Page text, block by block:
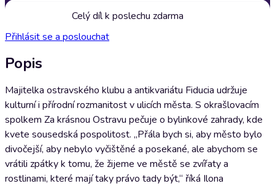
Celý díl k poslechu zdarma
Přihlásit se a poslouchat
Popis
Majitelka ostravského klubu a antikvariátu Fiducia udržuje
kulturní i přírodní rozmanitost v ulicích města. S okrašlovacím
spolkem Za krásnou Ostravu pečuje o bylinkové zahrady, kde
kvete sousedská pospolitost. „Přála bych si, aby město bylo
divočejší, aby nebylo vyčištěné a posekané, ale abychom se
vrátili zpátky k tomu, že žijeme ve městě se zvířaty a
rostlinami, které mají taky právo tady být,“ říká Ilona